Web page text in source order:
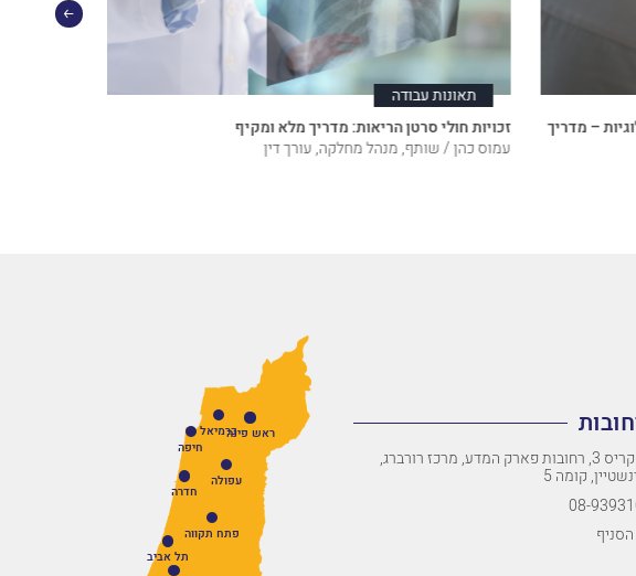
– מדריך
תאונות עבודה
זכויות חולי סרטן הריאות: מדריך מלא ומקיף
עמוס כהן / שותף, מנהל מחלקה, עורך דין
רחוב פקריס 3, רחובות פארק המדע, מרכז רורברג,
קומה 5
תל אביב
חיפה
פתח תקווה
חדרה
עפולה
ראש פינהכרמיאל